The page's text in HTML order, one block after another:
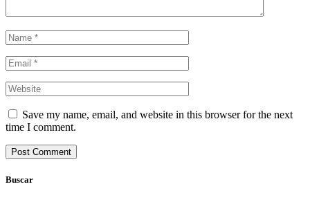
Save my name, email, and website in this browser for the next
time I comment.
Buscar